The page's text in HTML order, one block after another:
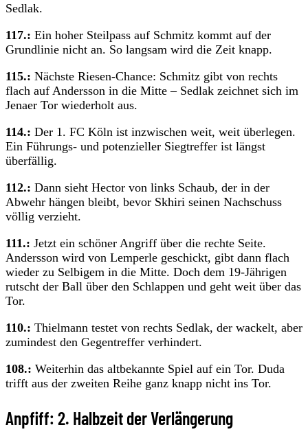
Sedlak.
117.: Ein hoher Steilpass auf Schmitz kommt auf der
Grundlinie nicht an. So langsam wird die Zeit knapp.
115.: Nächste Riesen-Chance: Schmitz gibt von rechts
flach auf Andersson in die Mitte – Sedlak zeichnet sich im
Jenaer Tor wiederholt aus.
114.: Der 1. FC Köln ist inzwischen weit, weit überlegen.
Ein Führungs- und potenzieller Siegtreffer ist längst
überfällig.
112.: Dann sieht Hector von links Schaub, der in der
Abwehr hängen bleibt, bevor Skhiri seinen Nachschuss
völlig verzieht.
111.: Jetzt ein schöner Angriff über die rechte Seite.
Andersson wird von Lemperle geschickt, gibt dann flach
wieder zu Selbigem in die Mitte. Doch dem 19-Jährigen
rutscht der Ball über den Schlappen und geht weit über das
Tor.
110.: Thielmann testet von rechts Sedlak, der wackelt, aber
zumindest den Gegentreffer verhindert.
108.: Weiterhin das altbekannte Spiel auf ein Tor. Duda
trifft aus der zweiten Reihe ganz knapp nicht ins Tor.
Anpfiff: 2. Halbzeit der Verlängerung